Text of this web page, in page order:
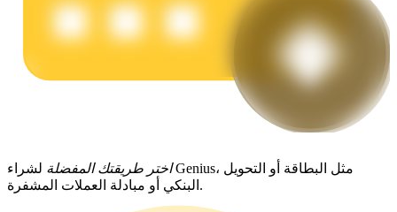
خنزير الطاقة
احصل على مكافآت تنافسية يوميًا
اختر طريقتك المفضلة لشراء Genius، مثل البطاقة أو التحويل
البنكي أو مبادلة العملات المشفرة.